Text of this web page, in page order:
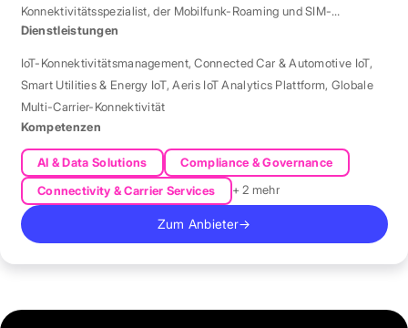
Konnektivitätsspezialist, der Mobilfunk-Roaming und SIM-
Management in über 190 Ländern verwaltet.
Dienstleistungen
IoT-Konnektivitätsmanagement,Connected Car & Automotive IoT,
Smart Utilities & Energy IoT,Aeris IoT Analytics Plattform, Globale
Multi-Carrier-Konnektivität
Kompetenzen
AI & Data Solutions
Compliance & Governance
Connectivity & Carrier Services
+ 2 mehr
Zum Anbieter→